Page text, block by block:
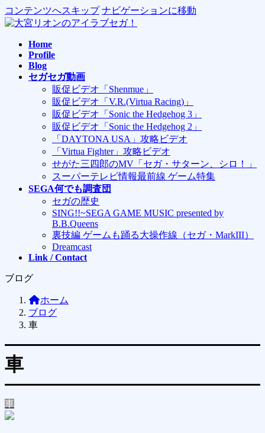
コンテンツへスキップ ナビゲーションに移動
Home
Profile
Blog
セガセガ動画
販促ビデオ「Shenmue」
販促ビデオ「V.R.(Virtua Racing)」
販促ビデオ「Sonic the Hedgehog 3」
販促ビデオ「Sonic the Hedgehog 2」
「DAYTONA USA」攻略ビデオ
「Virtua Fighter」攻略ビデオ
せがた三四郎のMV「セガ・サターン、シロ！」
スーパーテレビ情報最前線 ゲーム特集
SEGA何でも調査団
セガの歴史
SING!!~SEGA GAME MUSIC presented by
B.B.Queens
裏技編 ゲームも踊る大操作線（セガ・MarkIII）
Dreamcast
Link / Contact
ブログ
ホーム
ブログ
車
車
車